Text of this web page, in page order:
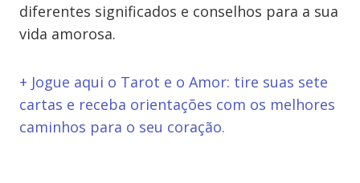
diferentes significados e conselhos para a sua
vida amorosa.
+ Jogue aqui o Tarot e o Amor: tire suas sete
cartas e receba orientações com os melhores
caminhos para o seu coração.